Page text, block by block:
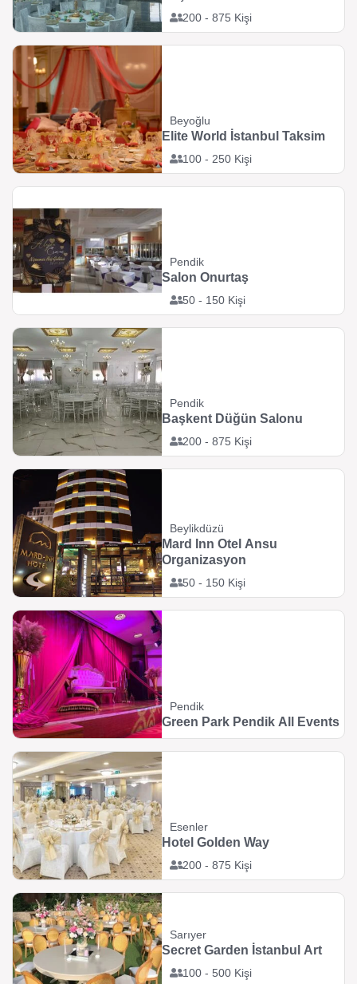
200 - 875 Kişi
Beyoğlu
100 - 250 Kişi
Elite World İstanbul Taksim
Pendik
50 - 150 Kişi
Salon Onurtaş
Pendik
200 - 875 Kişi
Başkent Düğün Salonu
Beylikdüzü
50 - 150 Kişi
Mard Inn Otel Ansu
Organizasyon
Pendik
Green Park Pendik All Events
Esenler
200 - 875 Kişi
Hotel Golden Way
Sarıyer
100 - 500 Kişi
Secret Garden İstanbul Art